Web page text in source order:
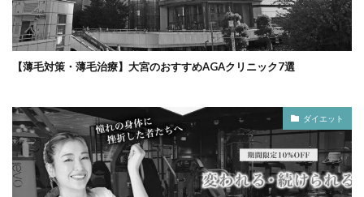
【薄毛対策・薄毛治療】大宮のおすすめAGAクリニック7選
ダイエット